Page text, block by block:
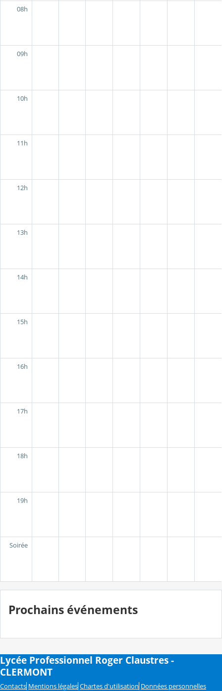
08h
09h
10h
11h
12h
13h
14h
15h
16h
17h
18h
19h
Soirée
Prochains événements
Lycée Professionnel Roger Claustres -
CLERMONT
Contacts Mentions légales Chartes d'utilisation Données personnelles